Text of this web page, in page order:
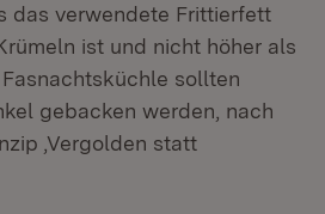
das verwendete Frittierfett
ist und nicht höher als
sollten
gebacken werden, nach
‚Vergolden statt